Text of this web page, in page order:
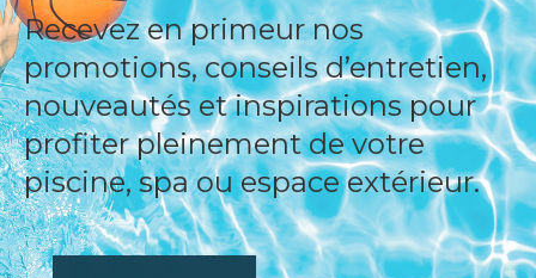
Recevez en primeur nos
promotions, conseils d’entretien,
nouveautés et inspirations pour
profiter pleinement de votre
piscine, spa ou espace extérieur.